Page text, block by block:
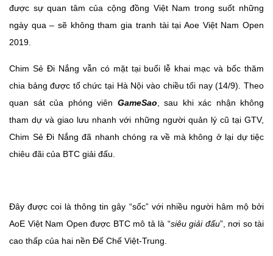
được sự quan tâm của cộng đồng Việt Nam trong suốt những
ngày qua – sẽ không tham gia tranh tài tại Aoe Việt Nam Open
2019.
Chim Sẻ Đi Nắng vẫn có mặt tại buổi lễ khai mạc và bốc thăm
chia bảng được tổ chức tại Hà Nội vào chiều tối nay (14/9). Theo
quan sát của phóng viên GameSao , sau khi xác nhận không
tham dự và giao lưu nhanh với những người quản lý cũ tại GTV,
Chim Sẻ Đi Nắng đã nhanh chóng ra về mà không ở lại dự tiệc
chiêu đãi của BTC giải đấu.
Đây được coi là thông tin gây “sốc” với nhiều người hâm mộ bởi
AoE Việt Nam Open được BTC mô tả là “siêu giải đấu”, nơi so tài
cao thấp của hai nền Đế Chế Việt-Trung.